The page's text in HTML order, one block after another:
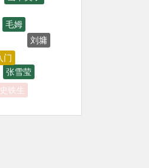
毛姆
刘墉
张雪莹
史铁生